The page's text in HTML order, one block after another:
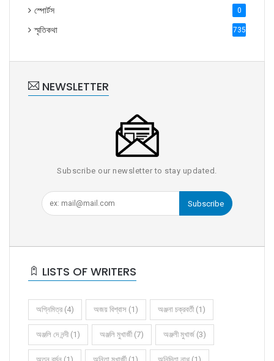
স্পোর্টস 0
স্মৃতিকথা 735
NEWSLETTER
Subscribe our newsletter to stay updated.
Subscribe
LISTS OF WRITERS
অগ্নিমিত্র (4) অজয় বিশ্বাস (1) অঞ্জনা চক্রবর্তী (1)
অঞ্জলি দে নন্দী (1) অঞ্জলি মুখার্জী (7) অঞ্জলী মুখার্জ (3)